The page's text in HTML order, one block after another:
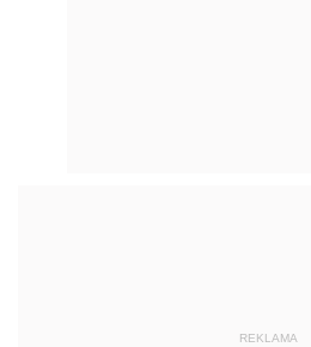
REKLAMA